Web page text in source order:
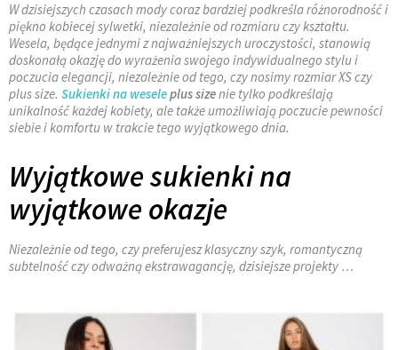
W dzisiejszych czasach mody coraz bardziej podkreśla różnorodność i
piękno kobiecej sylwetki, niezależnie od rozmiaru czy kształtu.
Wesela, będące jednymi z najważniejszych uroczystości, stanowią
doskonałą okazję do wyrażenia swojego indywidualnego stylu i
poczucia elegancji, niezależnie od tego, czy nosimy rozmiar XS czy
plus size. Sukienki na weseleplus sizenie tylko podkreślają
unikalność każdej kobiety, ale także umożliwiają poczucie pewności
siebie i komfortu w trakcie tego wyjątkowego dnia.
Wyjątkowe sukienki na
wyjątkowe okazje
Niezależnie od tego, czy preferujesz klasyczny szyk, romantyczną
subtelność czy odważną ekstrawagancję, dzisiejsze projekty …